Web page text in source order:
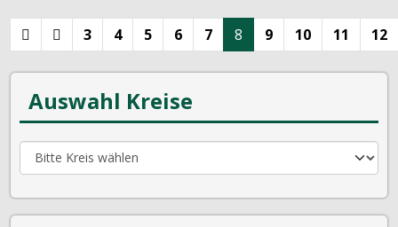
3 4 5 6 7 8 9 10 11 12
Auswahl Kreise